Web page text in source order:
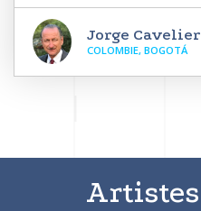
Jorge Cavelier
COLOMBIE, BOGOTÁ
Artistes